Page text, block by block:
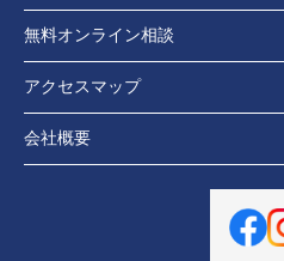
無料オンライン相談
アクセスマップ
会社概要